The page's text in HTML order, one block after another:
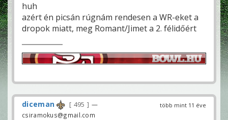
huh
azért én picsán rúgnám rendesen a WR-eket a
dropok miatt, meg Romant/Jimet a 2. félidőért
több mint 11 éve
diceman 495
—
csiramokus@gmail.com